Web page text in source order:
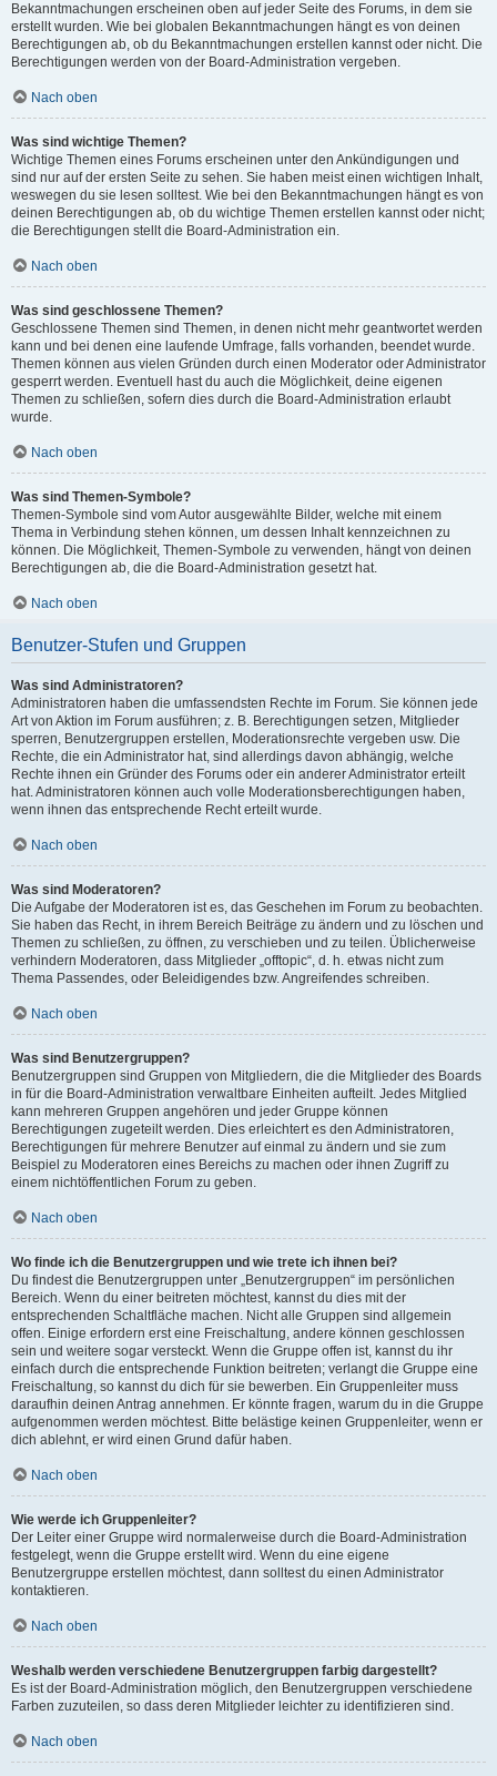
Bekanntmachungen erscheinen oben auf jeder Seite des Forums, in dem sie
erstellt wurden. Wie bei globalen Bekanntmachungen hängt es von deinen
Berechtigungen ab, ob du Bekanntmachungen erstellen kannst oder nicht. Die
Berechtigungen werden von der Board-Administration vergeben.
Nach oben
Was sind wichtige Themen?
Wichtige Themen eines Forums erscheinen unter den Ankündigungen und
sind nur auf der ersten Seite zu sehen. Sie haben meist einen wichtigen Inhalt,
weswegen du sie lesen solltest. Wie bei den Bekanntmachungen hängt es von
deinen Berechtigungen ab, ob du wichtige Themen erstellen kannst oder nicht;
die Berechtigungen stellt die Board-Administration ein.
Nach oben
Was sind geschlossene Themen?
Geschlossene Themen sind Themen, in denen nicht mehr geantwortet werden
kann und bei denen eine laufende Umfrage, falls vorhanden, beendet wurde.
Themen können aus vielen Gründen durch einen Moderator oder Administrator
gesperrt werden. Eventuell hast du auch die Möglichkeit, deine eigenen
Themen zu schließen, sofern dies durch die Board-Administration erlaubt
wurde.
Nach oben
Was sind Themen-Symbole?
Themen-Symbole sind vom Autor ausgewählte Bilder, welche mit einem
Thema in Verbindung stehen können, um dessen Inhalt kennzeichnen zu
können. Die Möglichkeit, Themen-Symbole zu verwenden, hängt von deinen
Berechtigungen ab, die die Board-Administration gesetzt hat.
Nach oben
Benutzer-Stufen und Gruppen
Was sind Administratoren?
Administratoren haben die umfassendsten Rechte im Forum. Sie können jede
Art von Aktion im Forum ausführen; z. B. Berechtigungen setzen, Mitglieder
sperren, Benutzergruppen erstellen, Moderationsrechte vergeben usw. Die
Rechte, die ein Administrator hat, sind allerdings davon abhängig, welche
Rechte ihnen ein Gründer des Forums oder ein anderer Administrator erteilt
hat. Administratoren können auch volle Moderationsberechtigungen haben,
wenn ihnen das entsprechende Recht erteilt wurde.
Nach oben
Was sind Moderatoren?
Die Aufgabe der Moderatoren ist es, das Geschehen im Forum zu beobachten.
Sie haben das Recht, in ihrem Bereich Beiträge zu ändern und zu löschen und
Themen zu schließen, zu öffnen, zu verschieben und zu teilen. Üblicherweise
verhindern Moderatoren, dass Mitglieder „offtopic“, d. h. etwas nicht zum
Thema Passendes, oder Beleidigendes bzw. Angreifendes schreiben.
Nach oben
Was sind Benutzergruppen?
Benutzergruppen sind Gruppen von Mitgliedern, die die Mitglieder des Boards
in für die Board-Administration verwaltbare Einheiten aufteilt. Jedes Mitglied
kann mehreren Gruppen angehören und jeder Gruppe können
Berechtigungen zugeteilt werden. Dies erleichtert es den Administratoren,
Berechtigungen für mehrere Benutzer auf einmal zu ändern und sie zum
Beispiel zu Moderatoren eines Bereichs zu machen oder ihnen Zugriff zu
einem nichtöffentlichen Forum zu geben.
Nach oben
Wo finde ich die Benutzergruppen und wie trete ich ihnen bei?
Du findest die Benutzergruppen unter „Benutzergruppen“ im persönlichen
Bereich. Wenn du einer beitreten möchtest, kannst du dies mit der
entsprechenden Schaltfläche machen. Nicht alle Gruppen sind allgemein
offen. Einige erfordern erst eine Freischaltung, andere können geschlossen
sein und weitere sogar versteckt. Wenn die Gruppe offen ist, kannst du ihr
einfach durch die entsprechende Funktion beitreten; verlangt die Gruppe eine
Freischaltung, so kannst du dich für sie bewerben. Ein Gruppenleiter muss
daraufhin deinen Antrag annehmen. Er könnte fragen, warum du in die Gruppe
aufgenommen werden möchtest. Bitte belästige keinen Gruppenleiter, wenn er
dich ablehnt, er wird einen Grund dafür haben.
Nach oben
Wie werde ich Gruppenleiter?
Der Leiter einer Gruppe wird normalerweise durch die Board-Administration
festgelegt, wenn die Gruppe erstellt wird. Wenn du eine eigene
Benutzergruppe erstellen möchtest, dann solltest du einen Administrator
kontaktieren.
Nach oben
Weshalb werden verschiedene Benutzergruppen farbig dargestellt?
Es ist der Board-Administration möglich, den Benutzergruppen verschiedene
Farben zuzuteilen, so dass deren Mitglieder leichter zu identifizieren sind.
Nach oben